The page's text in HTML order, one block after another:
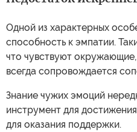
Одной из характерных
способность к эмпатии.
что чувствуют
всегда сопровождается
Знание чужих эмоций
инструмент для
для оказания поддержки.